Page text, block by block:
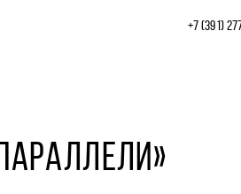
+7 (391)